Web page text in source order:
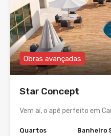
Obras avançadas
Star Concept
Vem aí, o apê perfeito em
Quartos
Banheiro